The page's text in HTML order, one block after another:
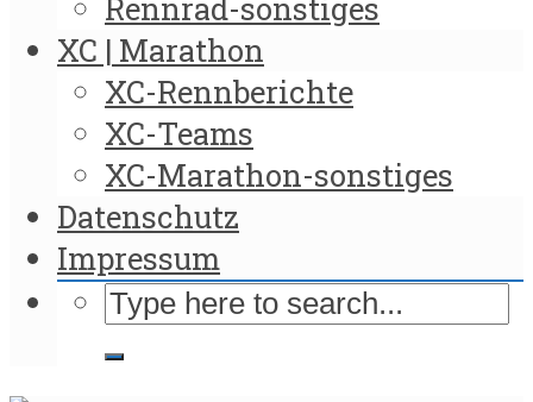
XC | Marathon
XC-Rennberichte
XC-Teams
XC-Marathon-sonstiges
Datenschutz
Impressum